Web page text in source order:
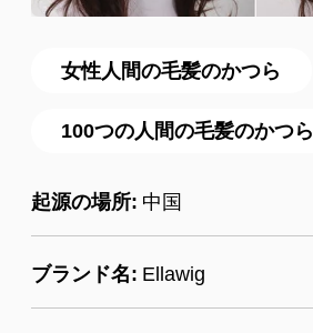
女性人間の毛髪のかつら
100つの人間の毛髪のかつら
起源の場所: 中国
ブランド名: Ellawig